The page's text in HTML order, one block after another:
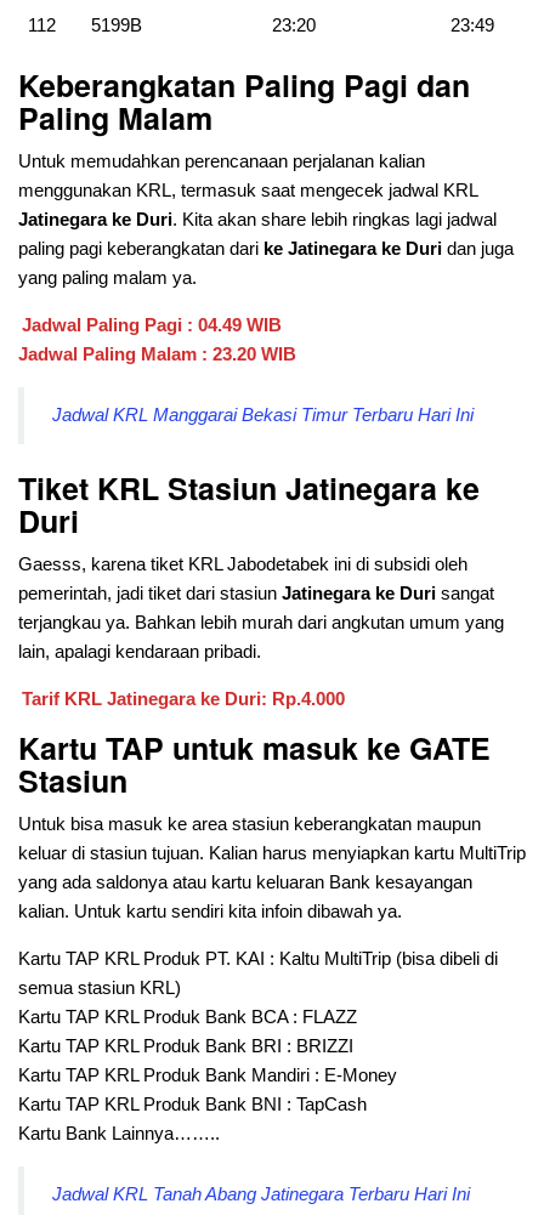
112 5199B 23:20 23:49
Keberangkatan Paling Pagi dan
Paling Malam
Untuk memudahkan perencanaan perjalanan kalian
menggunakan KRL, termasuk saat mengecek jadwal KRL
Jatinegara ke Duri. Kita akan share lebih ringkas lagi jadwal
paling pagi keberangkatan dari ke Jatinegara ke Duri dan juga
yang paling malam ya.
Jadwal Paling Pagi : 04.49 WIB
Jadwal Paling Malam : 23.20 WIB
Jadwal KRL Manggarai Bekasi Timur Terbaru Hari Ini
Tiket KRL Stasiun Jatinegara ke
Duri
Gaesss, karena tiket KRL Jabodetabek ini di subsidi oleh
pemerintah, jadi tiket dari stasiun Jatinegara ke Duri sangat
terjangkau ya. Bahkan lebih murah dari angkutan umum yang
lain, apalagi kendaraan pribadi.
Tarif KRL Jatinegara ke Duri: Rp.4.000
Kartu TAP untuk masuk ke GATE
Stasiun
Untuk bisa masuk ke area stasiun keberangkatan maupun
keluar di stasiun tujuan. Kalian harus menyiapkan kartu MultiTrip
yang ada saldonya atau kartu keluaran Bank kesayangan
kalian. Untuk kartu sendiri kita infoin dibawah ya.
Kartu TAP KRL Produk PT. KAI : Kaltu MultiTrip (bisa dibeli di
semua stasiun KRL)
Kartu TAP KRL Produk Bank BCA : FLAZZ
Kartu TAP KRL Produk Bank BRI : BRIZZI
Kartu TAP KRL Produk Bank Mandiri : E-Money
Kartu TAP KRL Produk Bank BNI : TapCash
Kartu Bank Lainnya……..
Jadwal KRL Tanah Abang Jatinegara Terbaru Hari Ini